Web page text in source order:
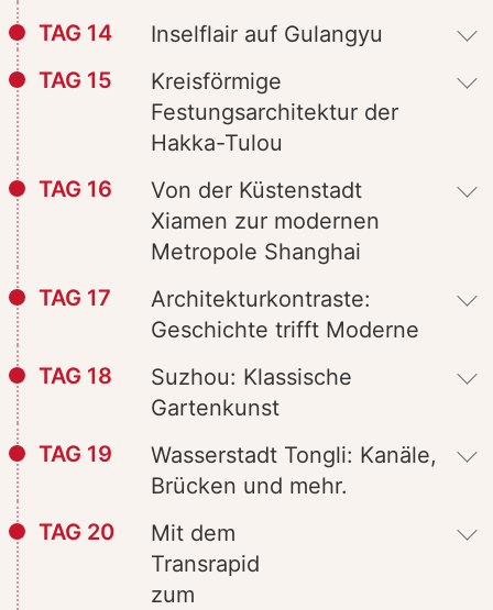
TAG 14
Inselflair auf Gulangyu
TAG 15
Kreisförmige
Festungsarchitektur der
Hakka-Tulou
TAG 16
Von der Küstenstadt
Xiamen zur modernen
Metropole Shanghai
TAG 17
Architekturkontraste:
Geschichte trifft Moderne
TAG 18
Suzhou: Klassische
Gartenkunst
TAG 19
Wasserstadt Tongli: Kanäle,
Brücken und mehr.
TAG 20
Mit dem
Transrapid
zum